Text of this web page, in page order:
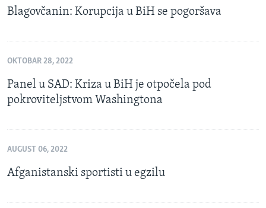
Blagovčanin: Korupcija u BiH se pogoršava
OKTOBAR 28, 2022
Panel u SAD: Kriza u BiH je otpočela pod
pokroviteljstvom Washingtona
AUGUST 06, 2022
Afganistanski sportisti u egzilu